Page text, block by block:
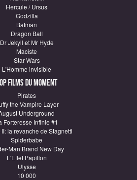
Hercule / Ursus
Godzilla
Batman
Dragon Ball
Dr Jekyll et Mr Hyde
Maciste
Star Wars
L'Homme invisible
Films du moment
Pirates
the Vampire Layer
Underground
Forteresse Infinie #1
II: la revanche de Stagnetti
Spiderbabe
Man Brand New Day
L'Effet Papillon
Ulysse
10 000